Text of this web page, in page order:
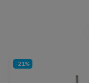
-21%